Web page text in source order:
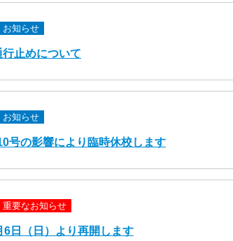
お知らせ
止めについて
お知らせ
号の影響により臨時休校します
重要なお知らせ
6日（日）より再開します